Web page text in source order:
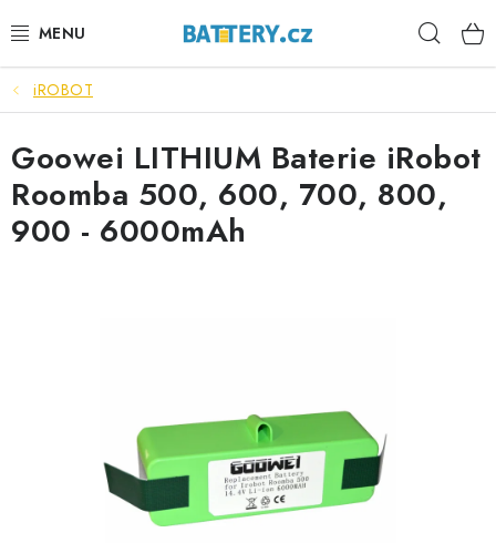
na
VÝHODNÉ SETY
SLUŽBY
AUTOBATERIE
BATERIOVÉ BOXY
POWERBANKY
iROBOT
Goowei LITHIUM Baterie iRobot
Roomba 500, 600, 700, 800,
900 - 6000mAh